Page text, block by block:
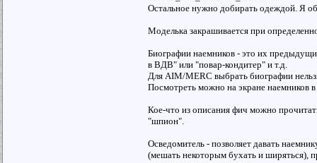
Остальное нужно добирать одеждой. Я
Моделька закрашивается при
Биографии наемников - это их
в ВДВ" или "повар-кондитер" и т.д.
Для AIM/MERC выбрать биографии
Посмотреть можно на экране наемников
Кое-что из описания фич можно
"шпион".
Осведомитель - позволяет давать
(мешать некоторым бухать и ширяться),